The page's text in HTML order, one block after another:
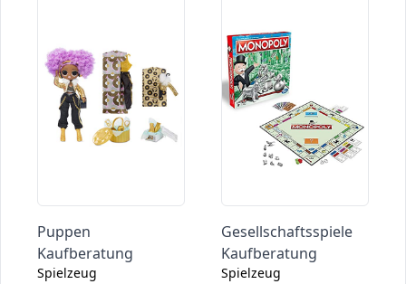
Puppen
Kaufberatung
Spielzeug
Gesellschaftsspiele
Kaufberatung
Spielzeug